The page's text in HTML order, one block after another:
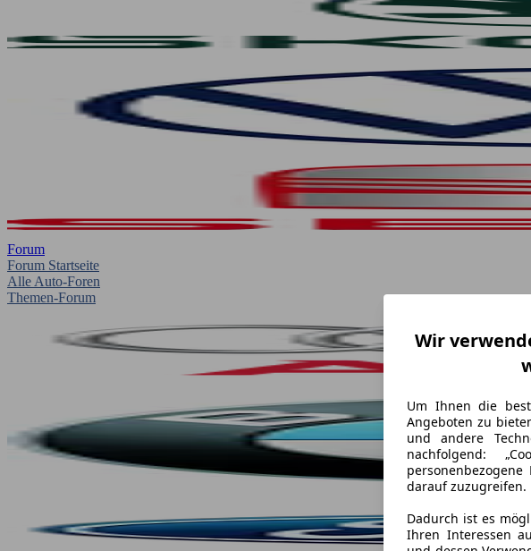
Forum
Forum Startseite
Alle Auto-Foren
Themen-Forum
Wir
Um Ihnen die
Angeboten zu
und andere
nachfolgend:
darauf zuzugreifen.
Dadurch ist es
Ihren Interessen